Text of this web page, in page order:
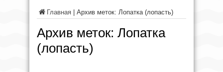
Главная Архив меток: Лопатка (лопасть)
Архив меток: Лопатка
(лопасть)